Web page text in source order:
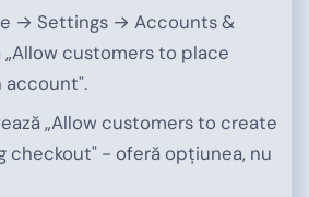
→ Settings → Accounts &
customers to place
account".
„Allow customers to create
checkout" - oferă opțiunea, nu